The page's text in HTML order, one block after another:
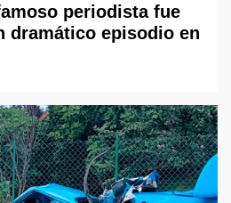
periodista fue
dramático episodio en